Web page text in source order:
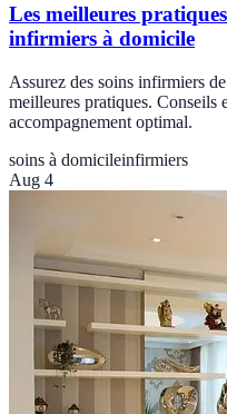
Les meilleures
infirmiers à domicile
Assurez des soins infirmiers
meilleures pratiques. Conseils
accompagnement optimal.
soins à domicileinfirmiers
Aug 4